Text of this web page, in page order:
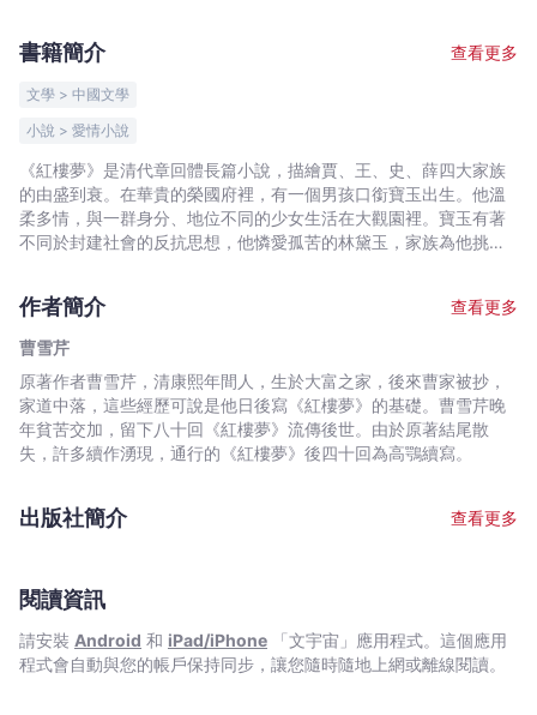
-
文
宇
｜
Bookniverse
書籍簡介 查看更多
文學 > 中國文學
小說 > 愛情小說
《紅樓夢》是清代章回體長篇小說，描繪賈、王、史、薛四大家族
的由盛到衰。在華貴的榮國府裡，有一個男孩口銜寶玉出生。他溫
柔多情，與一群身分、地位不同的少女生活在大觀園裡。寶玉有著
不同於封建社會的反抗思想，他憐愛孤苦的林黛玉，家族為他挑選
象，以叩問「情為何物」。《紅樓夢》全書共一百二十回，編者分
為上、中、下三卷，每卷收錄四十回。
作者簡介
查看更多
曹雪芹
原著作者曹雪芹，清康熙年間人，生於大富之家，後來曹家被抄，
家道中落，這些經歷可說是他日後寫《紅樓夢》的基礎。曹雪芹晚
年貧苦交加，留下八十回《紅樓夢》流傳後世。由於原著結尾散
失，許多續作湧現，通行的《紅樓夢》後四十回為高鶚續寫。
出版社簡介 查看更多
閱讀資訊
請安裝 Android 和 iPad/iPhone 「文宇宙」應用程式。這個應用
程式會自動與您的帳戶保持同步，讓您隨時隨地上網或離線閱讀。